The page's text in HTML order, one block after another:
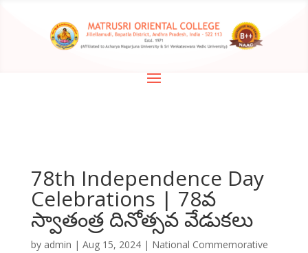
78th Independence Day
Celebrations | 78వ
స్వాతంత్ర దినోత్సవ వేడుకలు
by admin | Aug 15, 2024| National Commemorative